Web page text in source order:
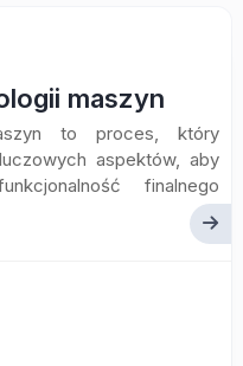
maszyn
to proces, który
aspektów, aby
finalnego